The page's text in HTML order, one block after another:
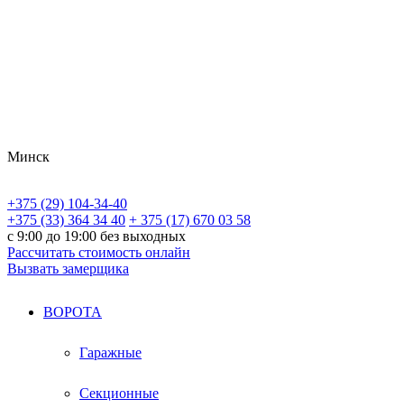
Минск
+375 (29) 104-34-40
+375 (33) 364 34 40 + 375 (17) 670 03 58
с 9:00 до 19:00 без выходных
Рассчитать стоимость онлайн
Вызвать замерщика
ВОРОТА
Гаражные
Секционные